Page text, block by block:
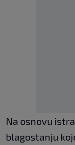
Na osnovu
blagostanju